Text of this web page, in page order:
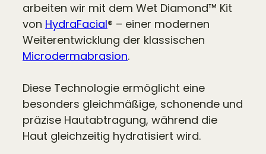
arbeiten wir mit dem Wet Diamond™ Kit
von HydraFacial® – einer modernen
Weiterentwicklung der klassischen
Microdermabrasion.
Diese Technologie ermöglicht eine
besonders gleichmäßige, schonende und
präzise Hautabtragung, während die
Haut gleichzeitig hydratisiert wird.